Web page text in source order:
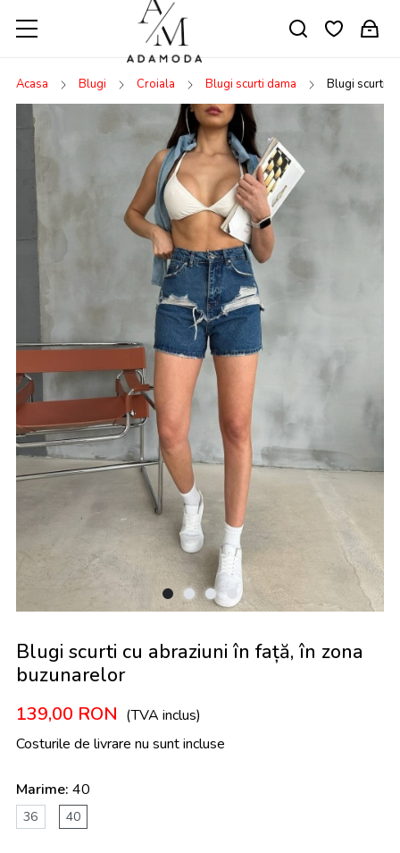
Acasa Blugi Croiala Blugi scurti dama Blugi scurti
Blugi scurti cu abraziuni în față, în zona
buzunarelor
139,00 RON (TVA inclus)
Costurile de livrare nu sunt incluse
Marime: 40
36 40